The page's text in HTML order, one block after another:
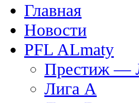
Главная
Новости
PFL ALmaty
Престиж —
Лига А